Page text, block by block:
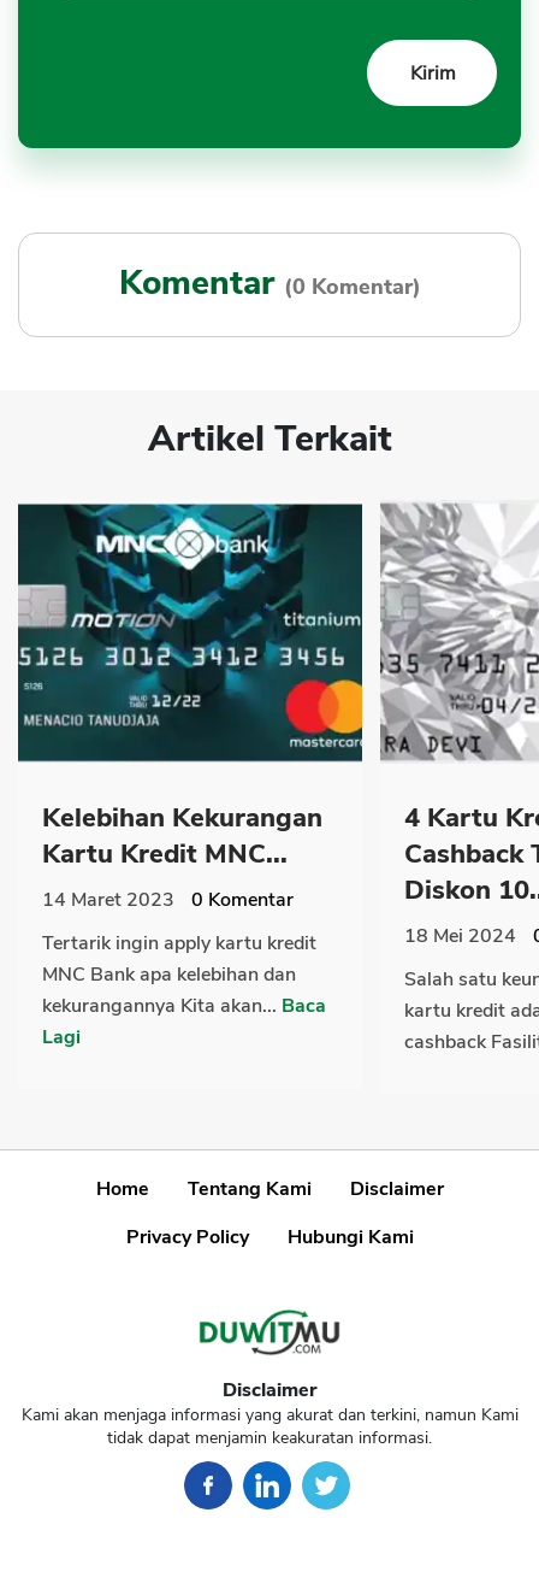
Komentar (0 Komentar)
Artikel Terkait
Kelebihan Kekurangan
Kartu Kredit MNC...
14 Maret 2023 0 Komentar
Tertarik ingin apply kartu kredit
MNC Bank apa kelebihan dan
kekurangannya Kita akan... Baca
Lagi
4 Kartu
Cashback
Diskon
18 Mei 2024
Salah satu
kartu kredit
cashback
Home Tentang Kami
Disclaimer
Privacy Policy
Hubungi Kami
Disclaimer
Kami akan menjaga informasi yang akurat dan terkini, namun Kami
tidak dapat menjamin keakuratan informasi.